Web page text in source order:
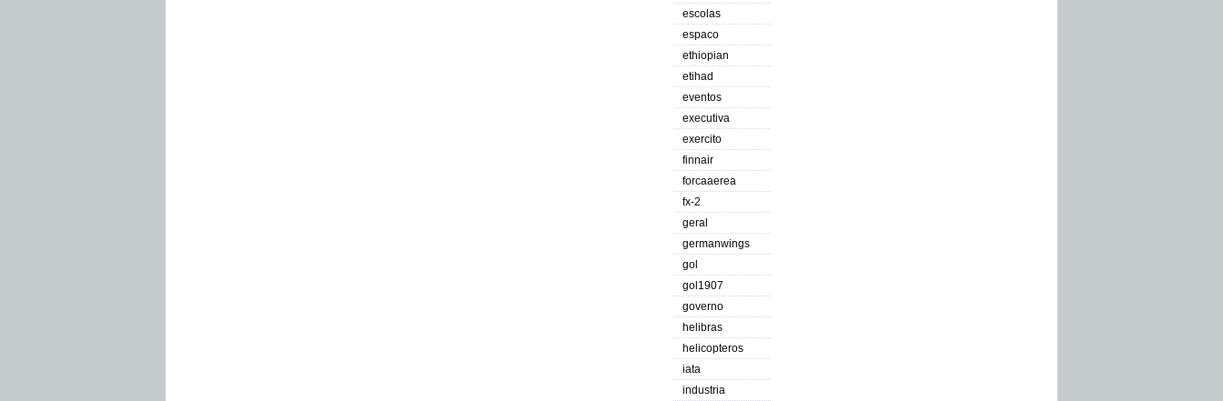
escolas
espaco
ethiopian
etihad
eventos
executiva
exercito
finnair
forcaaerea
fx-2
geral
germanwings
gol
gol1907
governo
helibras
helicopteros
iata
industria